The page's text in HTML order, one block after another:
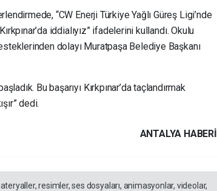
“CW Enerji Türkiye Yağlı Güreş Ligi’nde
iddialıyız” ifadelerini kullandı. Okulu
dolayı Muratpaşa Belediye Başkanı
Bu başarıyı Kırkpınar’da taçlandırmak
dedi.
ANTALYA HABERİ
resimler, ses dosyaları, animasyonlar, videolar,